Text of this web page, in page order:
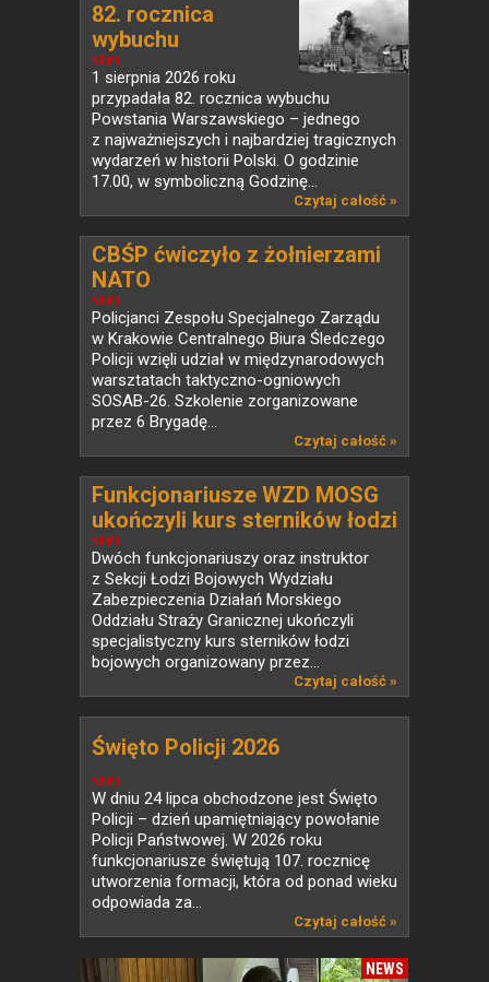
NEWS
82. rocznica
wybuchu
Powstania...
1 sierpnia 2026 roku
przypadała 82. rocznica wybuchu
Powstania Warszawskiego – jednego
z najważniejszych i najbardziej tragicznych
wydarzeń w historii Polski. O godzinie
17.00, w symboliczną Godzinę...
Czytaj całość »
NEWS
CBŚP ćwiczyło z żołnierzami
NATO
Policjanci Zespołu Specjalnego Zarządu
w Krakowie Centralnego Biura Śledczego
Policji wzięli udział w międzynarodowych
warsztatach taktyczno-ogniowych
SOSAB-26. Szkolenie zorganizowane
przez 6 Brygadę...
Czytaj całość »
NEWS
Funkcjonariusze WZD MOSG
ukończyli kurs sterników łodzi
bojowych
Dwóch funkcjonariuszy oraz instruktor
z Sekcji Łodzi Bojowych Wydziału
Zabezpieczenia Działań Morskiego
Oddziału Straży Granicznej ukończyli
specjalistyczny kurs sterników łodzi
bojowych organizowany przez...
Czytaj całość »
NEWS
Święto Policji 2026
W dniu 24 lipca obchodzone jest Święto
Policji – dzień upamiętniający powołanie
Policji Państwowej. W 2026 roku
funkcjonariusze świętują 107. rocznicę
utworzenia formacji, która od ponad wieku
odpowiada za...
Czytaj całość »
NEWS